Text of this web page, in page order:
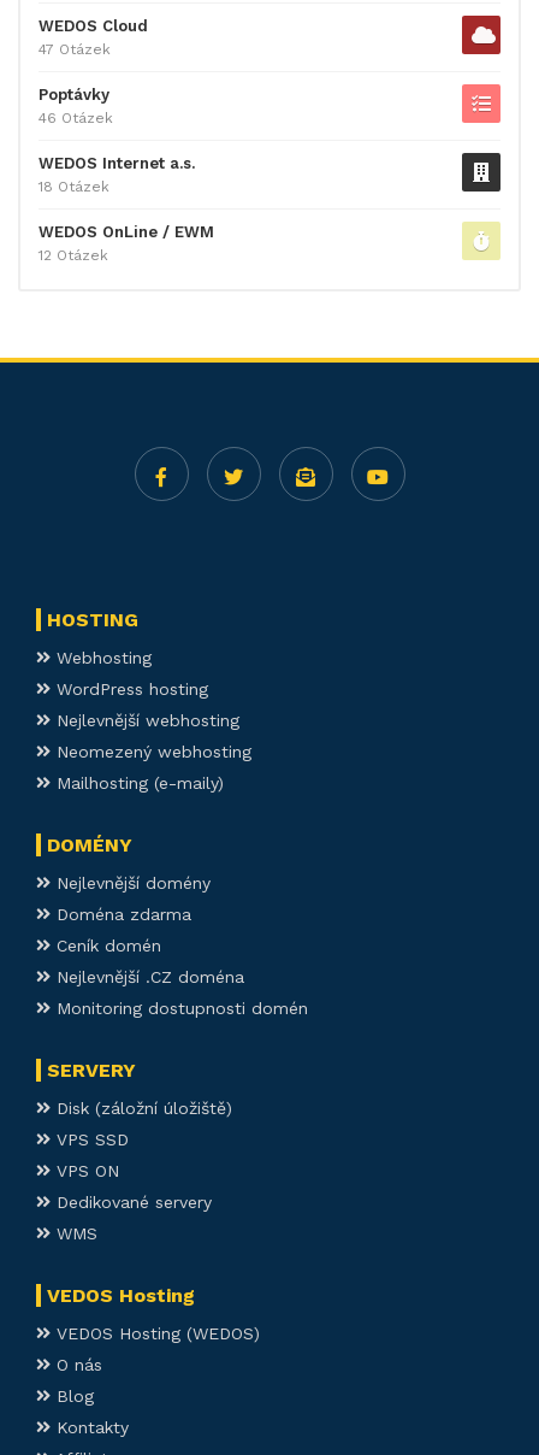
WEDOS Cloud
47 Otázek
Poptávky
46 Otázek
WEDOS Internet a.s.
18 Otázek
WEDOS OnLine / EWM
12 Otázek
HOSTING
Webhosting
WordPress hosting
Nejlevnější webhosting
Neomezený webhosting
Mailhosting (e-maily)
DOMÉNY
Nejlevnější domény
Doména zdarma
Ceník domén
Nejlevnější .CZ doména
Monitoring dostupnosti domén
SERVERY
Disk (záložní úložiště)
VPS SSD
VPS ON
Dedikované servery
WMS
VEDOS Hosting
VEDOS Hosting (WEDOS)
O nás
Blog
Kontakty